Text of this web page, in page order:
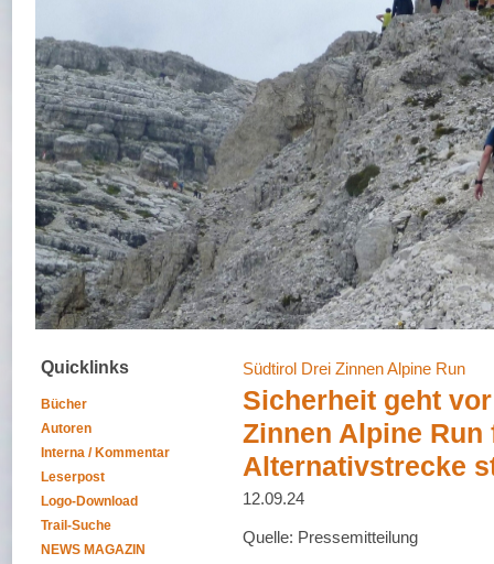
Quicklinks
Bücher
Autoren
Interna / Kommentar
Leserpost
Logo-Download
Trail-Suche
NEWS MAGAZIN
Südtirol Drei Zinnen Alpine Run
Sicherheit geht
Zinnen Alpine
Alternativstrecke
12.09.24
Quelle: Pressemitteilung